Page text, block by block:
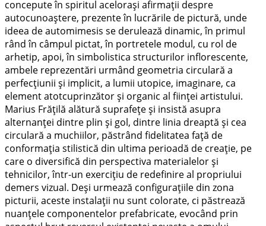
concepute în spiritul acelorași afirmații despre
autocunoaștere, prezente în lucrările de pictură, unde
ideea de automimesis se derulează dinamic, în primul
rând în câmpul pictat, în portretele modul, cu rol de
arhetip, apoi, în simbolistica structurilor inflorescente,
ambele reprezentări urmând geometria circulară a
perfecțiunii și implicit, a lumii utopice, imaginare, ca
element atotcuprinzător și organic al ființei artistului.
Marius Frățilă alătură suprafețe și insistă asupra
alternanței dintre plin și gol, dintre linia dreaptă și cea
circulară a muchiilor, păstrând fidelitatea față de
conformația stilistică din ultima perioadă de creație, pe
care o diversifică din perspectiva materialelor și
tehnicilor, într-un exercițiu de redefinire al propriului
demers vizual. Deși urmează configurațiile din zona
picturii, aceste instalații nu sunt colorate, ci păstrează
nuanțele componentelor prefabricate, evocând prin